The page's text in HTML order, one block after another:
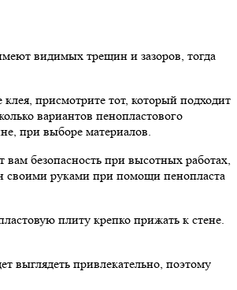
видимых трещин и зазоров, тогда
присмотрите тот, который подходит
вариантов пенопластового
при выборе материалов.
безопасность при высотных работах,
своими руками при помощи пенопласта
плиту крепко прижать к стене.
выглядеть привлекательно, поэтому